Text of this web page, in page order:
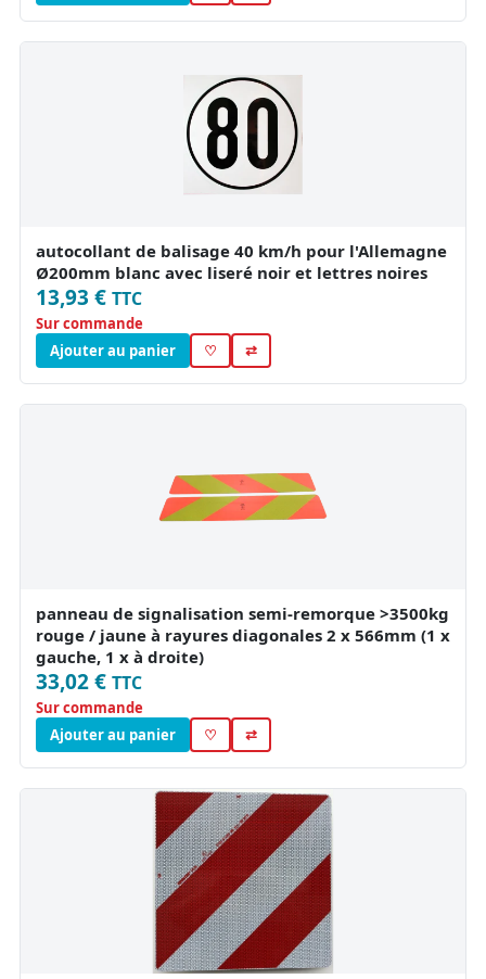
autocollant de balisage 40 km/h pour l'Allemagne
Ø200mm blanc avec liseré noir et lettres noires
13,93 € TTC
Sur commande
Ajouter au panier
♡ ⇄
panneau de signalisation semi-remorque >3500kg
rouge / jaune à rayures diagonales 2 x 566mm (1 x
gauche, 1 x à droite)
33,02 € TTC
Sur commande
Ajouter au panier
♡ ⇄